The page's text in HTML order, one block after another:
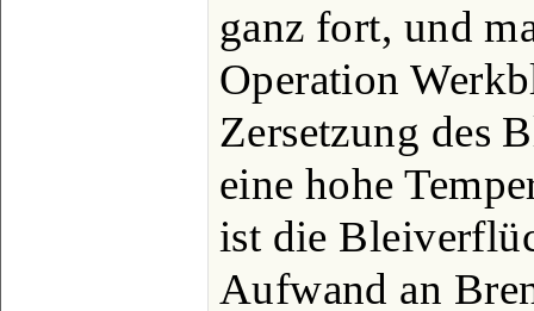
ganz fort, und
Operation
Zersetzung des
eine hohe
ist die
Aufwand an